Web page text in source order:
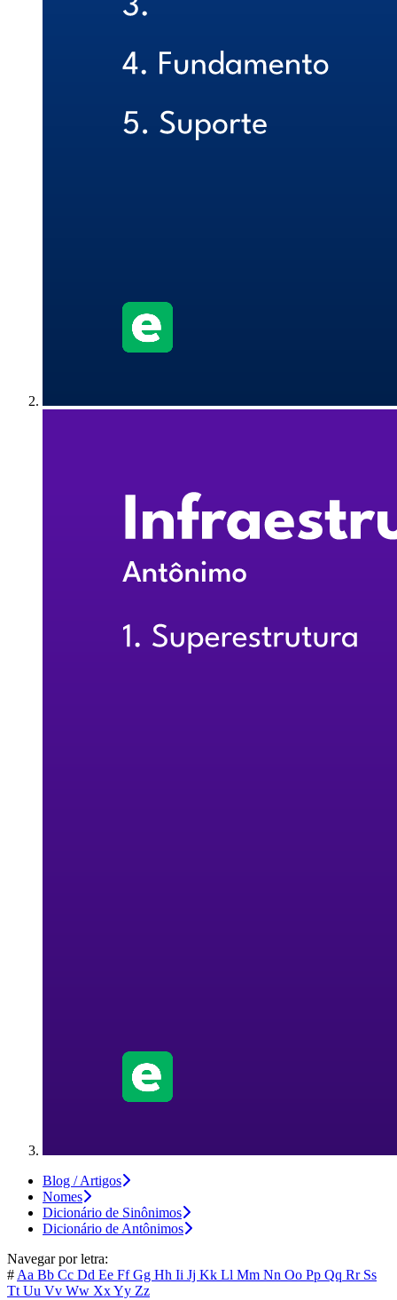
Blog / Artigos
Nomes
Dicionário de Sinônimos
Dicionário de Antônimos
Navegar por letra:
# Aa Bb Cc Dd Ee FfGg Hh Ii Jj Kk Ll Mm Nn Oo Pp Qq Rr Ss
Tt Uu Vv Ww XxYy Zz